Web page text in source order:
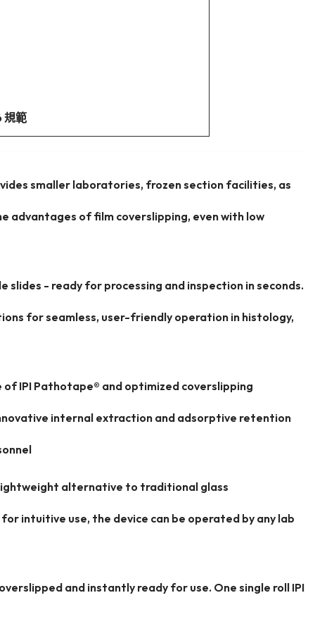
規範
smaller laboratories, frozen section facilities, as
of film coverslipping, even with low
- ready for processing and inspection in seconds.
for seamless, user-friendly operation in histology,
IPI Pathotape® and optimized coverslipping
internal extraction and adsorptive retention
alternative to traditional glass
intuitive use, the device can be operated by any lab
and instantly ready for use. One single roll IPI